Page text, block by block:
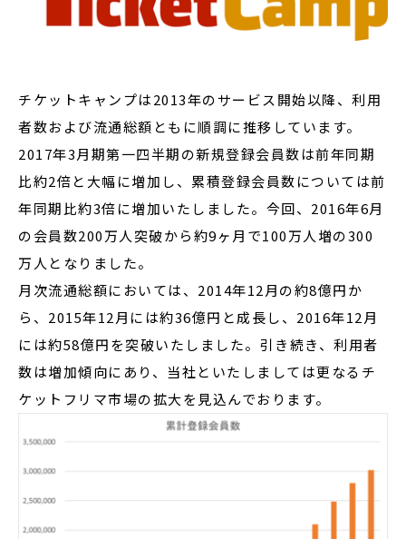
チケットキャンプは2013年のサービス開始以降、利用
者数および流通総額ともに順調に推移しています。
2017年3月期第一四半期の新規登録会員数は前年同期
比約2倍と大幅に増加し、累積登録会員数については前
年同期比約3倍に増加いたしました。今回、2016年6月
の会員数200万人突破から約9ヶ月で100万人増の300
万人となりました。
月次流通総額においては、2014年12月の約8億円か
ら、2015年12月には約36億円と成長し、2016年12月
には約58億円を突破いたしました。引き続き、利用者
数は増加傾向にあり、当社といたしましては更なるチ
ケットフリマ市場の拡大を見込んでおります。